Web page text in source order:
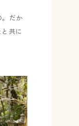
だか
共に